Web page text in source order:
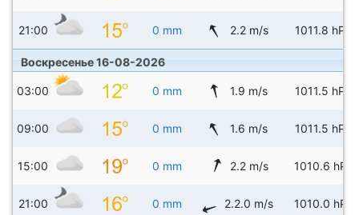
21:00 0 mm 2.2 m/s 1011.8 hPa
Воскресенье 16-08-2026
03:00 0 mm 1.9 m/s 1011.5 hPa
09:00 0 mm 1.6 m/s 1011.5 hPa
15:00 0 mm 2.2 m/s 1010.6 hPa
21:00 0 mm 2.2.0 m/s 1010.0 hPa